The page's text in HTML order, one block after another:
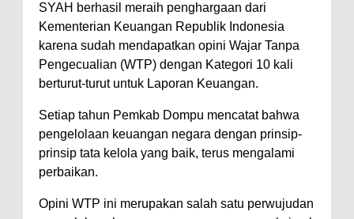
SYAH berhasil meraih penghargaan dari
Kementerian Keuangan Republik Indonesia
karena sudah mendapatkan opini Wajar Tanpa
Pengecualian (WTP) dengan Kategori 10 kali
berturut-turut untuk Laporan Keuangan.
Setiap tahun Pemkab Dompu mencatat bahwa
pengelolaan keuangan negara dengan prinsip-
prinsip tata kelola yang baik, terus mengalami
perbaikan.
Opini WTP ini merupakan salah satu perwujudan